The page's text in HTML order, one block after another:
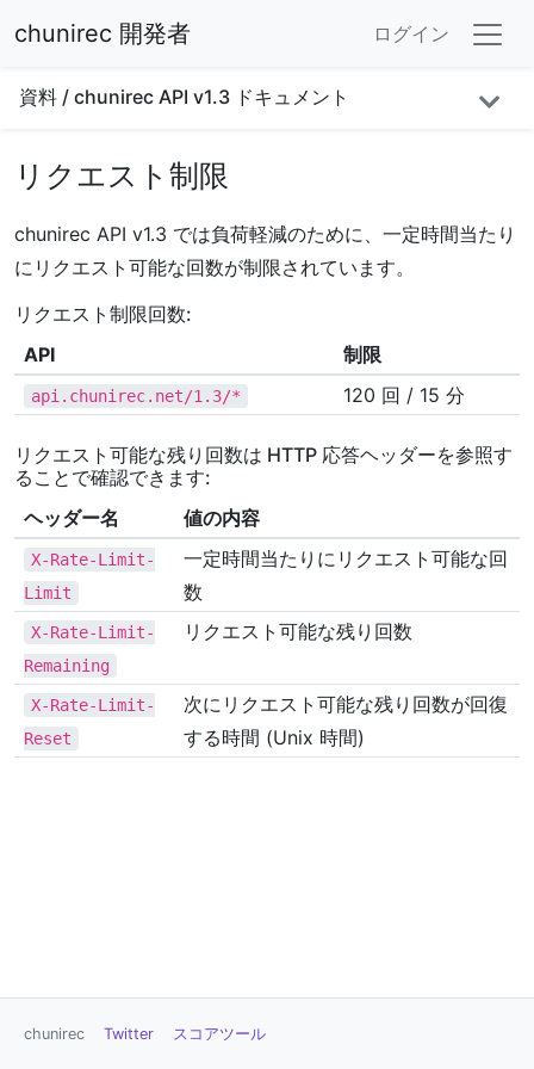
chunirec 開発者 ログイン
資料 / chunirec API v1.3 ドキュメント
リクエスト制限
chunirec API v1.3 では負荷軽減のために、一定時間当たり
にリクエスト可能な回数が制限されています。
リクエスト制限回数:
API
制限
api.chunirec.net/1.3/* 120 回 / 15 分
リクエスト可能な残り回数は HTTP 応答ヘッダーを参照す
ることで確認できます:
ヘッダー名
値の内容
X-Rate-Limit-
Limit
一定時間当たりにリクエスト可能な回
数
X-Rate-Limit-
Remaining
リクエスト可能な残り回数
X-Rate-Limit-
Reset
次にリクエスト可能な残り回数が回復
する時間 (Unix 時間)
chunirec Twitter スコアツール